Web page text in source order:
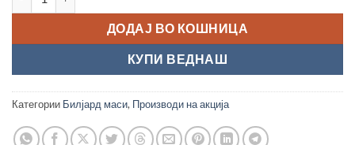
ДОДАЈ ВО КОШНИЦА
КУПИ ВЕДНАШ
Категории Билјард маси, Производи на акција